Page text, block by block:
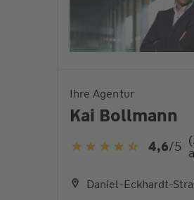
Ihre Agentur
Kai Bollmann
4,6/5
4,6
5
SternenDaniel-Eckhardt-